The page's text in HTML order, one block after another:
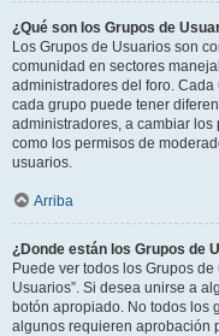
¿Qué son los Grupos de
Los Grupos de Usuarios son
comunidad en sectores
administradores del foro.
cada grupo puede tener
administradores, a cambiar
como los permisos de
usuarios.
Arriba
¿Donde están los Grupos de
Puede ver todos los Grupos
Usuarios”. Si desea unirse a
botón apropiado. No todos los
algunos requieren aprobación